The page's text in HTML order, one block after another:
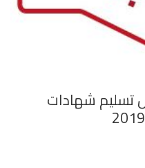
تسليم شهادات